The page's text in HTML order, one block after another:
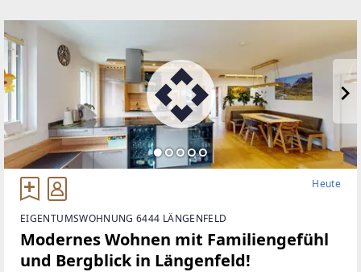
Heute
EIGENTUMSWOHNUNG 6444 LÄNGENFELD
Modernes Wohnen mit Familiengefühl
und Bergblick in Längenfeld!